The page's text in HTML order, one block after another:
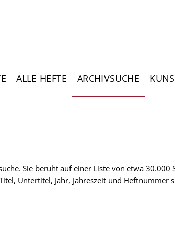
ALLE HEFTE ARCHIVSUCHE
Sie beruht auf einer Liste von etwa 30.000
Untertitel, Jahr, Jahreszeit und Heftnummer